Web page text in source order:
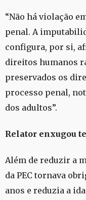
“Não há violação
penal. A
configura, por si,
direitos humanos
preservados os
processo penal,
dos adultos”.
Relator enxugou
Além de reduzir a
da PEC tornava
anos e reduzia a